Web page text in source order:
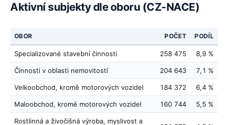
Aktivní subjekty dle oboru (CZ-NACE)
OBOR POČET PODÍL
Specializované stavební činnosti 258 475 8,9 %
Činnosti v oblasti nemovitostí 204 643 7,1 %
Velkoobchod, kromě motorových vozidel 184 372 6,4 %
Maloobchod, kromě motorových vozidel 160 744 5,5 %
Rostlinná a živočišná výroba, myslivost a